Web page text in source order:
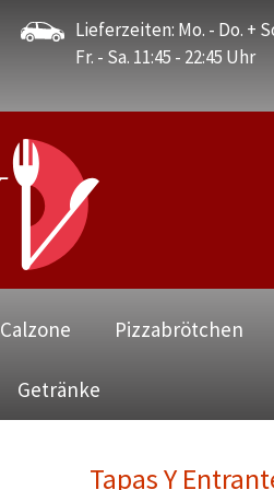
Lieferzeiten: Mo. - Do. +
Fr. - Sa. 11:45 - 22:45 Uhr
Calzone Pizzabrötchen
Getränke
Tapas Y